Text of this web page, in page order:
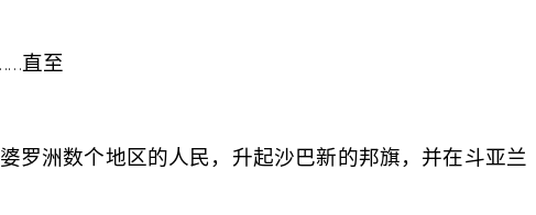
直至
洲数个地区的人民，升起沙巴新的邦旗，并在斗亚兰